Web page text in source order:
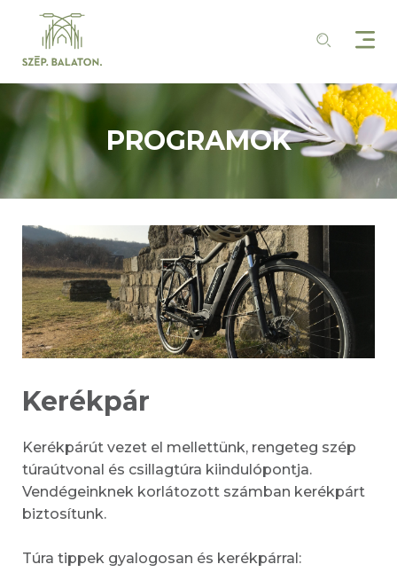
PROGRAMOK
Kerékpár
Kerékpárút vezet el mellettünk, rengeteg szép
túraútvonal és csillagtúra kiindulópontja.
Vendégeinknek korlátozott számban kerékpárt
biztosítunk.
Túra tippek gyalogosan és kerékpárral: